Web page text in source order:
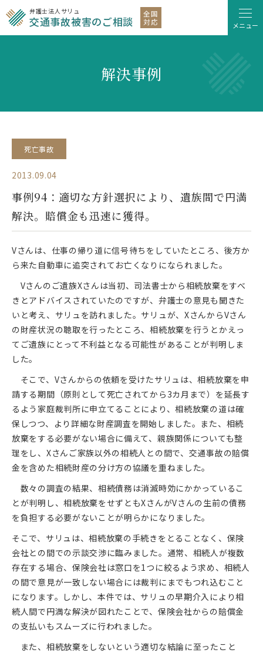
弁護士法人サリュ
交通事故被害のご相談
全国
対応
メニュー
解決事例
死亡事故
2013.09.04
事例94：適切な方針選択により、遺族間で円満
解決。賠償金も迅速に獲得。
Vさんは、仕事の帰り道に信号待ちをしていたところ、後方か
ら来た自動車に追突されてお亡くなりになられました。
Vさんのご遺族Xさんは当初、司法書士から相続放棄をすべ
きとアドバイスされていたのですが、弁護士の意見も聞きた
いと考え、サリュを訪れました。サリュが、XさんからVさん
の財産状況の聴取を行ったところ、相続放棄を行うとかえっ
てご遺族にとって不利益となる可能性があることが判明しま
した。
そこで、Vさんからの依頼を受けたサリュは、相続放棄を申
請する期間（原則として死亡されてから3カ月まで）を延長す
るよう家庭裁判所に申立てることにより、相続放棄の道は確
保しつつ、より詳細な財産調査を開始しました。また、相続
放棄をする必要がない場合に備えて、親族関係についても整
理をし、Xさんご家族以外の相続人との間で、交通事故の賠償
金を含めた相続財産の分け方の協議を重ねました。
数々の調査の結果、相続債務は消滅時効にかかっているこ
とが判明し、相続放棄をせずともXさんがVさんの生前の債務
を負担する必要がないことが明らかになりました。
そこで、サリュは、相続放棄の手続きをとることなく、保険
会社との間での示談交渉に臨みました。通常、相続人が複数
存在する場合、保険会社は窓口を1つに絞るよう求め、相続人
の間で意見が一致しない場合には裁判にまでもつれ込むこと
になります。しかし、本件では、サリュの早期介入により相
続人間で円満な解決が図れたことで、保険会社からの賠償金
の支払いもスムーズに行われました。
また、相続放棄をしないという適切な結論に至ったこと